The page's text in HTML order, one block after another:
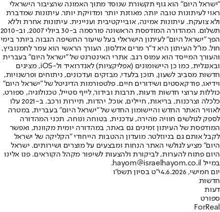
"ישראל היום" הוא גוף תקשורת שנוסד מתוך האמונה שהציבור הישראלי
ראוי לעיתונות טובה יותר, מאוזנת יותר ומדויקת יותר. עיתונות שמדברת
ולא צועקת. עיתונות אמינה, אובייקטיבית ועניינית. עיתונות אחרת וללא
תשלום. המהדורה המודפסת הראשונה פורסמה ב-30 ביולי 2007, וב-2010
הפך "ישראל היום" לעיתון הישראלי בעל שיעור החשיפה הגבוה ביותר בימי
חול. מו"ל העיתון היא ד"ר מרים אדלסון. העורך הראשי הוא עמר לחמנוביץ,
והעורך המייסד הוא עמוס רגב. אתרי האינטרנט של "ישראל היום" בעברית
ובאנגלית, כמו כן היישומונים (אפליקציות) לאנדרואיד ול-iOS, מציגים
חדשות מסביב לשעון, תוכן בלעדי, מבזקים ועדכונים, ניתוחים ופרשנויות,
וידיאו, פודקאסטים ושידורים חיים. פלטפורמות הדיגיטל של "ישראל היום"
כוללות ערוצי חדשות ודעות, תרבות ובידור, לייף סטייל, טכנולוגיה, ספורט,
כלכלה וצרכנות, בריאות, חיילים, אוכל, יהדות, תיירות ורכב. ב-2021 עלו
לאוויר האתר החדש והיישומון החדש של "ישראל היום" בעברית, במטרה
לספק לגולשים חוויה מהירה, עדכנית, בטוחה ונוחה. תכני המהדורה
המודפסת של העיתון זמינים גם באתר, במהדורה יומית מקוונת, ואפשר
לקבל אותם גם בניוזלטר. מועדון ההטבות הייחודי "הקליקה של ישראל
היום" מציע לגולשי האתר הנחות ומבצעים על מוצרים ושירותים. ישראל
היום פתוח להערות, לביקורת ולהצעות לשיפור מקהל הקוראים. פנו אלינו
במייל hayom@israelhayom.co.il.
יום חמישי, 4.6.2026
י"ט בסיון תשפ"ו
חדשות
דעות
ספורט
ForReal